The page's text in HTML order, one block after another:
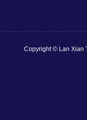
Copyright © Lan Xian